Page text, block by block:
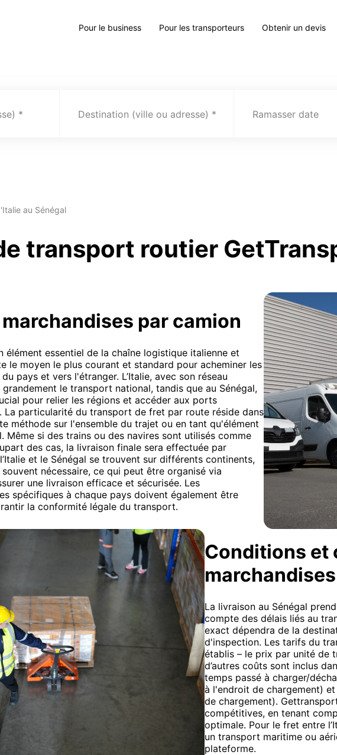
Pour le business Pour les transporteurs Obtenir un devis
Destination (ville ou adresse) Ramasser date
au Sénégal
transport routier
par camion
élément essentiel de la chaîne logistique italienne et
le moyen le plus courant et standard pour acheminer les
pays et vers l'étranger. L’Italie, avec son réseau
le transport national, tandis que au Sénégal,
pour relier les régions et accéder aux ports
La particularité du transport de fret par route réside dans
méthode sur l'ensemble du trajet ou en tant qu'élément
Même si des trains ou des navires sont utilisés comme
des cas, la livraison finale sera effectuée par
et le Sénégal se trouvent sur différents continents,
nécessaire, ce qui peut être organisé via
une livraison efficace et sécurisée. Les
spécifiques à chaque pays doivent également être
la conformité légale du transport.
Conditions et
La livraison au Sénégal
compte des délais liés au
exact dépendra de la
d'inspection. Les tarifs du
établis – le prix par unité de
d’autres coûts sont inclus
temps passé à charger/
à l'endroit de chargement)
de chargement).
compétitives, en tenant
optimale. Pour le fret entre
un transport maritime ou
plateforme.